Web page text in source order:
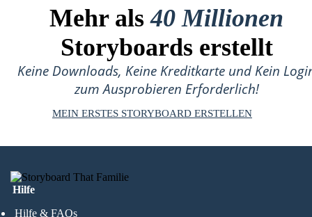
Mehr als40 Millionen
Storyboards erstellt
Keine Downloads, Keine Kreditkarte und Kein
zum Ausprobieren Erforderlich!
MEIN ERSTES STORYBOARD ERSTELLEN
Hilfe
Hilfe & FAQs